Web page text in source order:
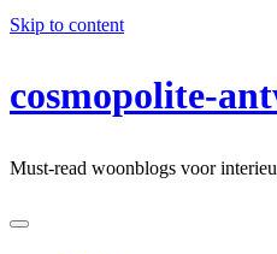
Skip to content
cosmopolite-
Must-read woonblogs voor